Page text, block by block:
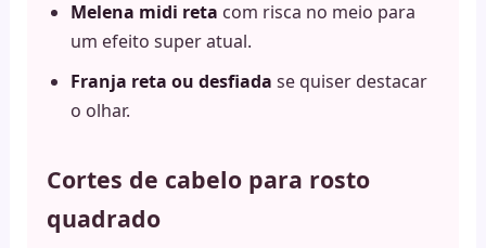
Melena midi reta com risca no meio para
um efeito super atual.
Franja reta ou desfiada se quiser destacar
o olhar.
Cortes de cabelo para rosto
quadrado